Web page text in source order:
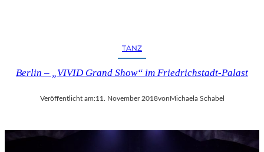
TANZ
Berlin – „VIVID Grand Show“ im Friedrichstadt-Palast
Veröffentlicht am:11. November 2018von Michaela Schabel